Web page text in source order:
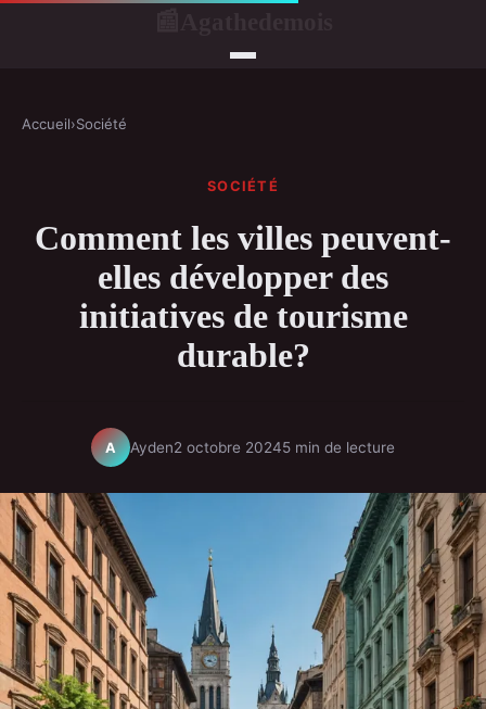
Accueil›Société
SOCIÉTÉ
Comment les villes peuvent-
elles développer des
initiatives de tourisme
durable?
A Ayden2 octobre 20245 min de lecture